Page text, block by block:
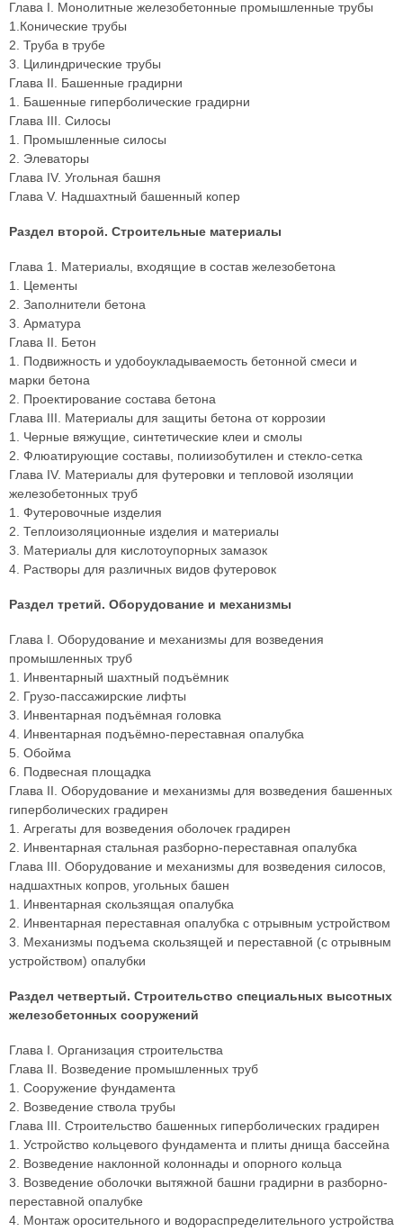
Глава I. Монолитные железобетонные промышленные трубы
1.Конические трубы
2. Труба в трубе
3. Цилиндрические трубы
Глава II. Башенные градирни
1. Башенные гиперболические градирни
Глава III. Силосы
1. Промышленные силосы
2. Элеваторы
Глава IV. Угольная башня
Глава V. Надшахтный башенный копер
Раздел второй. Строительные материалы
Глава 1. Материалы, входящие в состав железобетона
1. Цементы
2. Заполнители бетона
3. Арматура
Глава II. Бетон
1. Подвижность и удобоукладываемость бетонной смеси и
марки бетона
2. Проектирование состава бетона
Глава III. Материалы для защиты бетона от коррозии
1. Черные вяжущие, синтетические клеи и смолы
2. Флюатирующие составы, полиизобутилен и стекло-сетка
Глава IV. Материалы для футеровки и тепловой изоляции
железобетонных труб
1. Футеровочные изделия
2. Теплоизоляционные изделия и материалы
3. Материалы для кислотоупорных замазок
4. Растворы для различных видов футеровок
Раздел третий. Оборудование и механизмы
Глава I. Оборудование и механизмы для возведения
промышленных труб
1. Инвентарный шахтный подъёмник
2. Грузо-пассажирские лифты
3. Инвентарная подъёмная головка
4. Инвентарная подъёмно-переставная опалубка
5. Обойма
6. Подвесная площадка
Глава II. Оборудование и механизмы для возведения башенных
гиперболических градирен
1. Агрегаты для возведения оболочек градирен
2. Инвентарная стальная разборно-переставная опалубка
Глава III. Оборудование и механизмы для возведения силосов,
надшахтных копров, угольных башен
1. Инвентарная скользящая опалубка
2. Инвентарная переставная опалубка с отрывным устройством
3. Механизмы подъема скользящей и переставной (с отрывным
устройством) опалубки
Раздел четвертый. Строительство специальных высотных
железобетонных сооружений
Глава I. Организация строительства
Глава II. Возведение промышленных труб
1. Сооружение фундамента
2. Возведение ствола трубы
Глава III. Строительство башенных гиперболических градирен
1. Устройство кольцевого фундамента и плиты днища бассейна
2. Возведение наклонной колоннады и опорного кольца
3. Возведение оболочки вытяжной башни градирни в разборно-
переставной опалубке
4. Монтаж оросительного и водораспределительного устройства